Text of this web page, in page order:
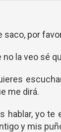
saco, por
la veo sé
me dirá.
hablar, yo
y mis